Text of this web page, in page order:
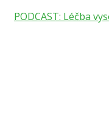
PODCAST: Léčba